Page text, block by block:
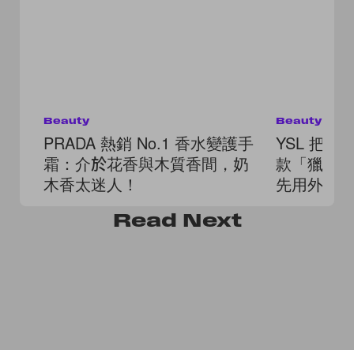
Beauty
PRADA 熱銷 No.1 香水變護手
霜：介於花香與木質香間，奶
木香太迷人！
Beauty
YSL 把護
款「獵心
先用外型
Read Next